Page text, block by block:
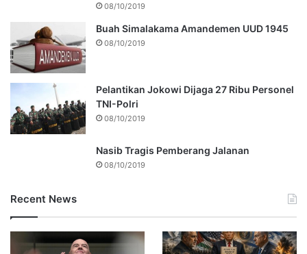
08/10/2019
Buah Simalakama Amandemen UUD 1945
08/10/2019
Pelantikan Jokowi Dijaga 27 Ribu Personel
TNI-Polri
08/10/2019
Nasib Tragis Pemberang Jalanan
08/10/2019
Recent News